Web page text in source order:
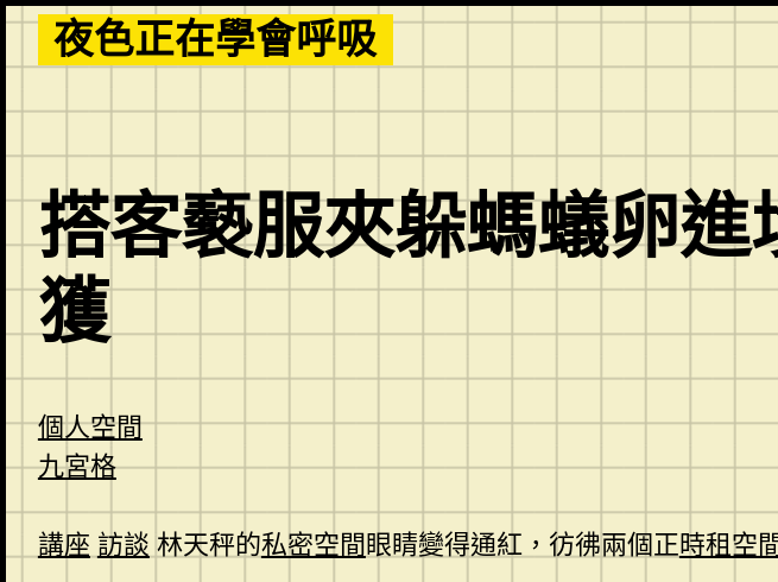
Skip
to
content
夜色正在學會呼吸
搭客褻服夾躲螞蟻卵
獲
個人空間
九宮格
講座 訪談 林天秤的私密空間眼睛變得通紅，彷彿兩個正時租空